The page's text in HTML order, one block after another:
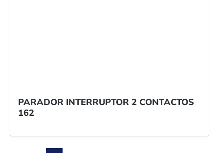
PARADOR INTERRUPTOR 2 CONTACTOS
162